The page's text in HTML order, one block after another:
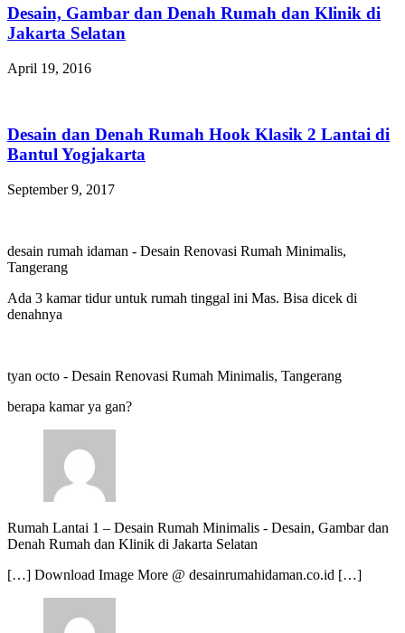
Desain, Gambar dan Denah Rumah dan Klinik di
Jakarta Selatan
April 19, 2016
Desain dan Denah Rumah Hook Klasik 2 Lantai di
Bantul Yogjakarta
September 9, 2017
desain rumah idaman - Desain Renovasi Rumah Minimalis,
Tangerang
Ada 3 kamar tidur untuk rumah tinggal ini Mas. Bisa dicek di
denahnya
tyan octo - Desain Renovasi Rumah Minimalis, Tangerang
berapa kamar ya gan?
Rumah Lantai 1 – Desain Rumah Minimalis - Desain, Gambar dan
Denah Rumah dan Klinik di Jakarta Selatan
[…] Download Image More @ desainrumahidaman.co.id […]